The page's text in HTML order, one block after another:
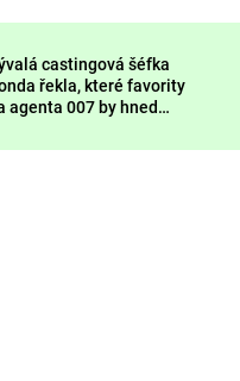
Prima LAJK
Sledujte nás
castingová šéfka
řekla, které favority
agenta 007 by hned